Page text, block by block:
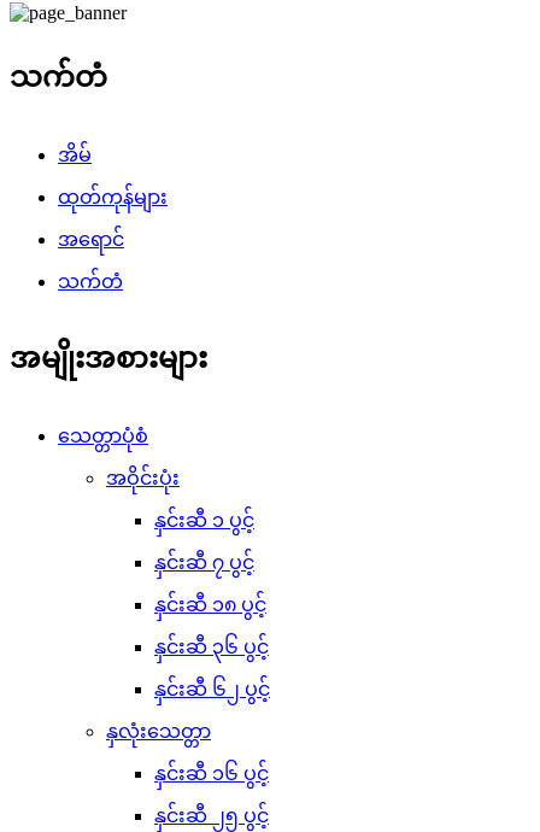
သက်တံ
အိမ်
ထုတ်ကုန်များ
အရောင်
သက်တံ
အမျိုးအစားများ
သေတ္တာပုံစံ
အဝိုင်းပုံး
နှင်းဆီ ၁ ပွင့်
နှင်းဆီ ၇ ပွင့်
နှင်းဆီ ၁၈ ပွင့်
နှင်းဆီ ၃၆ ပွင့်
နှင်းဆီ ၆၂ ပွင့်
နှလုံးသေတ္တာ
နှင်းဆီ ၁၆ ပွင့်
နှင်းဆီ ၂၅ ပွင့်